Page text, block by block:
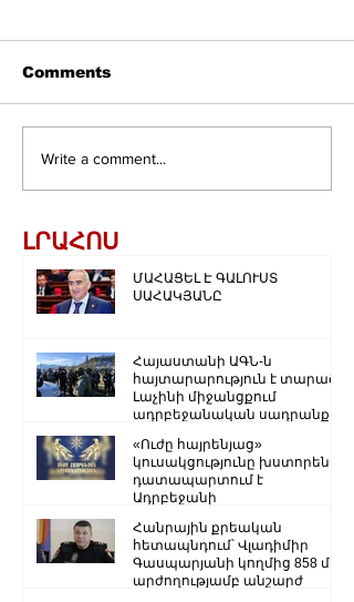
Comments
Write a comment...
ԼՐԱՀՈՍ
ՄԱՀԱՑԵԼ Է ԳԱԼՈՒՍՏ
ՍԱՀԱԿՅԱՆԸ
Հայաստանի ԱԳՆ-ն
հայտարարություն է տարածել
Լաչինի միջանցքում
ադրբեջանական սադրանքի
«Ուժը հայրենյաց»
կուսակցությունը խստորեն
դատապարտում է
Ադրբեջանի
ղեկավարության.
Հանրային քրեական
հետապնդում՝ Վլադիմիր
Գասպարյանի կողմից 858 մլն
արժողությամբ անշարժ